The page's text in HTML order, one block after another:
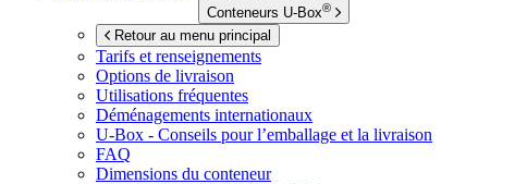
Conteneurs U-Box®
Retour au menu principal
Tarifs et renseignements
Options de livraison
Utilisations fréquentes
Déménagements internationaux
U-Box - Conseils pour l’emballage et la livraison
FAQ
Dimensions du conteneur